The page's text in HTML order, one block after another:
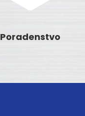
Poradenstvo